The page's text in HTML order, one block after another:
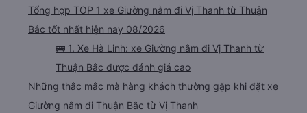
Tổng hợp TOP 1 xe Giường nằm đi Vị Thanh từ Thuận
Bắc tốt nhất hiện nay 08/2026
🚌 1. Xe Hà Linh: xe Giường nằm đi Vị Thanh từ
Thuận Bắc được đánh giá cao
Những thắc mắc mà hàng khách thường gặp khi đặt xe
Giường nằm đi Thuận Bắc từ Vị Thanh